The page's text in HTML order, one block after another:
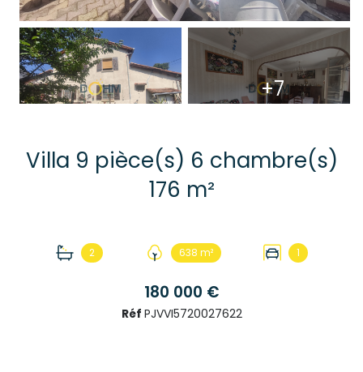
+7
Villa 9 pièce(s) 6 chambre(s)
176 m²
2 638 m² 1
180 000 €
Réf PJVVI5720027622